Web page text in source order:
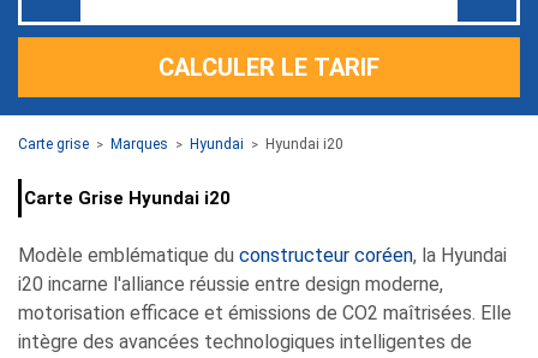
CALCULER LE TARIF
Carte grise > Marques > Hyundai > Hyundai i20
Carte Grise Hyundai i20
Modèle emblématique du constructeur coréen, la Hyundai
i20 incarne l'alliance réussie entre design moderne,
motorisation efficace et émissions de CO2 maîtrisées. Elle
intègre des avancées technologiques intelligentes de